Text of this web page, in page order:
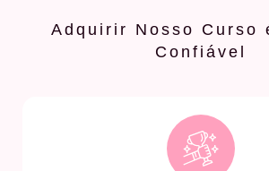
Adquirir Nosso Curso
Confiável